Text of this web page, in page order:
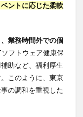
ントに応じた柔軟
業務時間外での個
フトウェア健康保
助など、福利厚生
このように、東京
の調和を重視した